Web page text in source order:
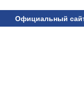
Официальный